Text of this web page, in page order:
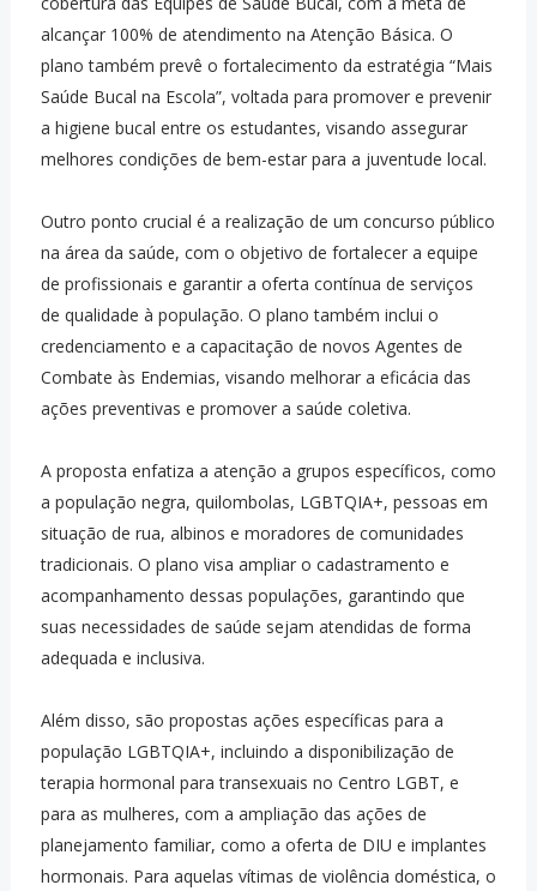
alcançar 100% de atendimento na Atenção Básica. O
plano também prevê o fortalecimento da estratégia “Mais
Saúde Bucal na Escola”, voltada para promover e prevenir
a higiene bucal entre os estudantes, visando assegurar
melhores condições de bem-estar para a juventude local.
Outro ponto crucial é a realização de um concurso público
na área da saúde, com o objetivo de fortalecer a equipe
de profissionais e garantir a oferta contínua de serviços
de qualidade à população. O plano também inclui o
credenciamento e a capacitação de novos Agentes de
Combate às Endemias, visando melhorar a eficácia das
ações preventivas e promover a saúde coletiva.
A proposta enfatiza a atenção a grupos específicos, como
a população negra, quilombolas, LGBTQIA+, pessoas em
situação de rua, albinos e moradores de comunidades
tradicionais. O plano visa ampliar o cadastramento e
acompanhamento dessas populações, garantindo que
suas necessidades de saúde sejam atendidas de forma
adequada e inclusiva.
Além disso, são propostas ações específicas para a
população LGBTQIA+, incluindo a disponibilização de
terapia hormonal para transexuais no Centro LGBT, e
para as mulheres, com a ampliação das ações de
planejamento familiar, como a oferta de DIU e implantes
hormonais. Para aquelas vítimas de violência doméstica, o